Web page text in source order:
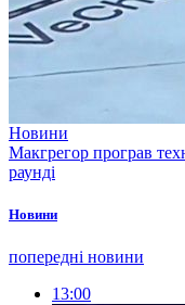
Новини
Макгрегор програв
раунді
Новини
попередні новини
13:00